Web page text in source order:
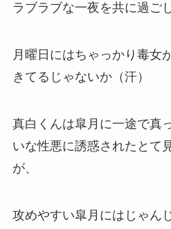
ラブラブな一夜を共に過ご
月曜日にはちゃっかり毒女
きてるじゃないか（汗）
真白くんは皐月に一途で真
いな性悪に誘惑されたとて
が、
攻めやすい皐月にはじゃん